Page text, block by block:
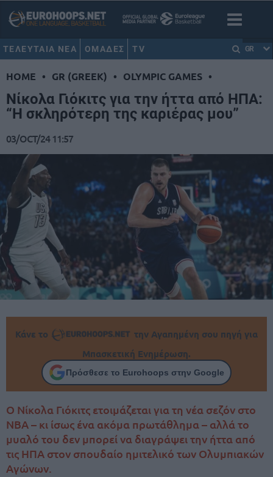
ΤΕΛΕΥΤΑΙΑ ΝΕΑ ΟΜΑΔΕΣ TV GR
HOME • GR (GREEK) • OLYMPIC GAMES •
Νίκολα Γιόκιτς για την ήττα από ΗΠΑ:
“Η σκληρότερη της καριέρας μου”
03/OCT/24 11:57
Κάνε το
την Αγαπημένη σου πηγή για
Μπασκετική Ενημέρωση.
Πρόσθεσε το Eurohoops στην Google
O Νίκολα Γιόκιτς ετοιμάζεται για τη νέα σεζόν στο
ΝΒΑ – κι ίσως ένα ακόμα πρωτάθλημα – αλλά το
μυαλό του δεν μπορεί να διαγράψει την ήττα από
τις ΗΠΑ στον σπουδαίο ημιτελικό των Ολυμπιακών
Αγώνων.